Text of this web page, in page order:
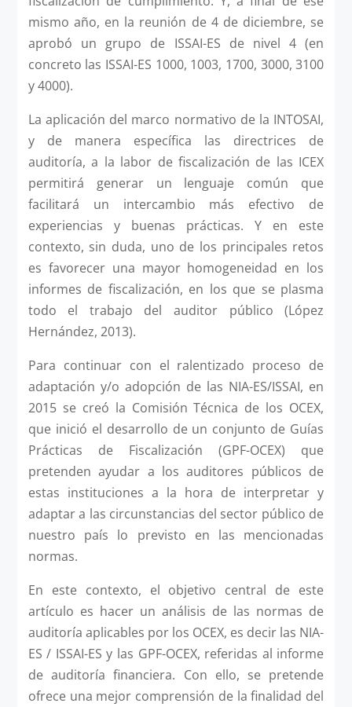
mismo año, en la reunión de 4 de diciembre, se
aprobó un grupo de ISSAI-ES de nivel 4 (en
concreto las ISSAI-ES 1000, 1003, 1700, 3000, 3100
y 4000).
La aplicación del marco normativo de la INTOSAI,
y de manera específica las directrices de
auditoría, a la labor de fiscalización de las ICEX
permitirá generar un lenguaje común que
facilitará un intercambio más efectivo de
experiencias y buenas prácticas. Y en este
contexto, sin duda, uno de los principales retos
es favorecer una mayor homogeneidad en los
informes de fiscalización, en los que se plasma
todo el trabajo del auditor público (López
Hernández, 2013).
Para continuar con el ralentizado proceso de
adaptación y/o adopción de las NIA-ES/ISSAI, en
2015 se creó la Comisión Técnica de los OCEX,
que inició el desarrollo de un conjunto de Guías
Prácticas de Fiscalización (GPF-OCEX) que
pretenden ayudar a los auditores públicos de
estas instituciones a la hora de interpretar y
adaptar a las circunstancias del sector público de
nuestro país lo previsto en las mencionadas
normas.
En este contexto, el objetivo central de este
artículo es hacer un análisis de las normas de
auditoría aplicables por los OCEX, es decir las NIA-
ES / ISSAI-ES y las GPF-OCEX, referidas al informe
de auditoría financiera. Con ello, se pretende
ofrece una mejor comprensión de la finalidad del